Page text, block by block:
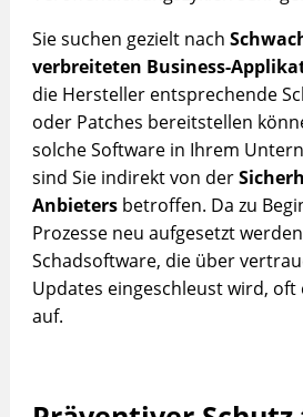
Sie suchen gezielt nach
verbreiteten Business-
die Hersteller entsprechende
oder Patches bereitstellen
solche Software in Ihrem
sind Sie indirekt von der
Anbietersbetroffen. Da zu
Prozesse neu aufgesetzt
Schadsoftware, die über
Updates eingeschleust wird, oft
auf.